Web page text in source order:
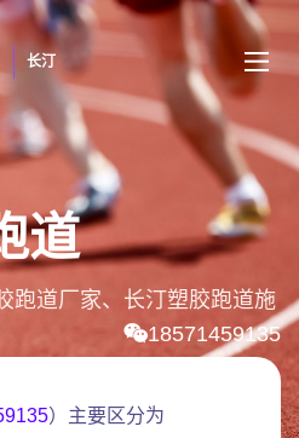
长汀
道
跑道厂家、长汀塑胶跑道施
18571459135
）主要区分为